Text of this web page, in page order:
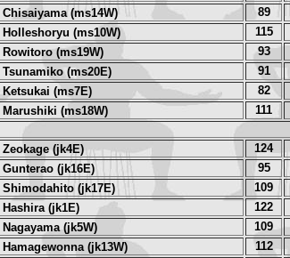
Chisaiyama (ms14W) 89
Holleshoryu (ms10W) 115
Rowitoro (ms19W) 93
Tsunamiko (ms20E) 91
Ketsukai (ms7E) 82
Marushiki (ms18W) 111
Zeokage (jk4E) 124
Gunterao (jk16E) 95
Shimodahito (jk17E) 109
Hashira (jk1E) 122
Nagayama (jk5W) 109
Hamagewonna (jk13W) 112